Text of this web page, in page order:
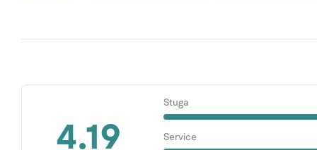
4.19
Stuga
Service